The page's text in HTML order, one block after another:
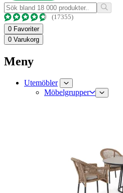
(17355)
0 Favoriter
0 Varukorg
Meny
Utemöbler
Möbelgrupper